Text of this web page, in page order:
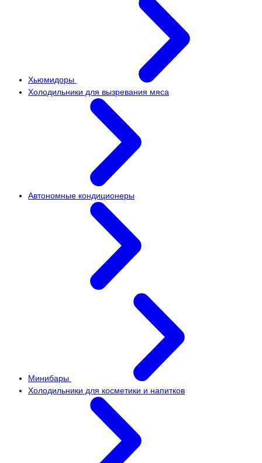
Хьюмидоры
Холодильники для вызревания мяса
Автономные кондиционеры
Минибары
Холодильники для косметики и напитков